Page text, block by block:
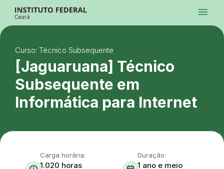
Ir para a busca
Ir para o menu principal
Ir para o conteúdo
Alto Contraste
Login da Área Administrativa
Acessibilidade
menu
Curso: Técnico Subsequente
[Jaguaruana] Técnico
Subsequente em
Informática para Internet
Carga horária:
1.020 horas
Duração:
1 ano e meio